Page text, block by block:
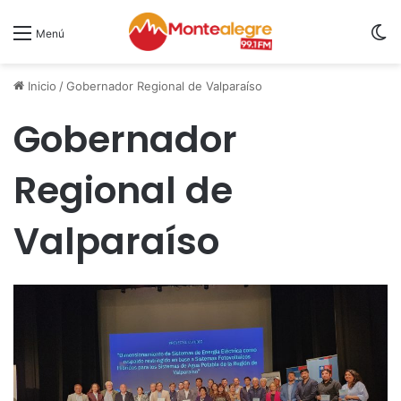
Menú
Inicio /Gobernador Regional de Valparaíso
Gobernador
Regional de
Valparaíso